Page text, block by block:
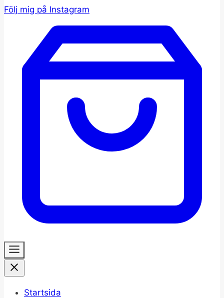
Följ mig på Instagram
Startsida